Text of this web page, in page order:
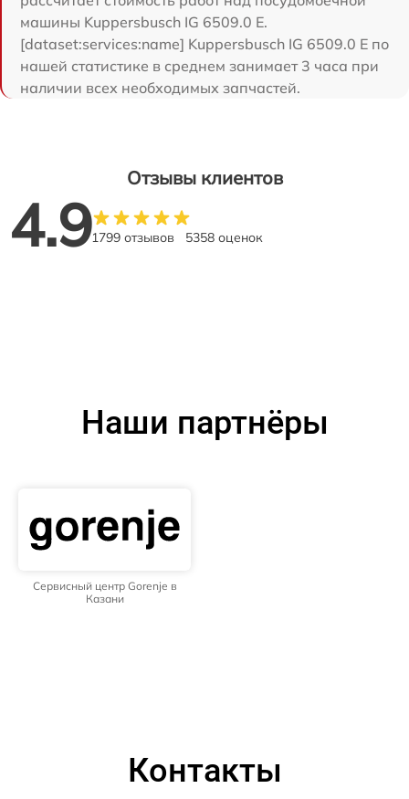
машины Kuppersbusch IG 6509.0 E.
[dataset:services:name] Kuppersbusch IG 6509.0 E по
нашей статистике в среднем занимает 3 часа при
наличии всех необходимых запчастей.
Отзывы клиентов
4.91799 отзывов 5358 оценок
Наши партнёры
Сервисный центр Gorenje в
Казани
Контакты